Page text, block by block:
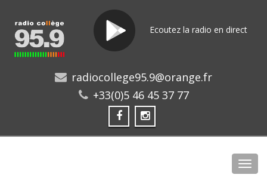
Ecoutez la radio en direct
radiocollege95.9@orange.fr
+33(0)5 46 45 37 77